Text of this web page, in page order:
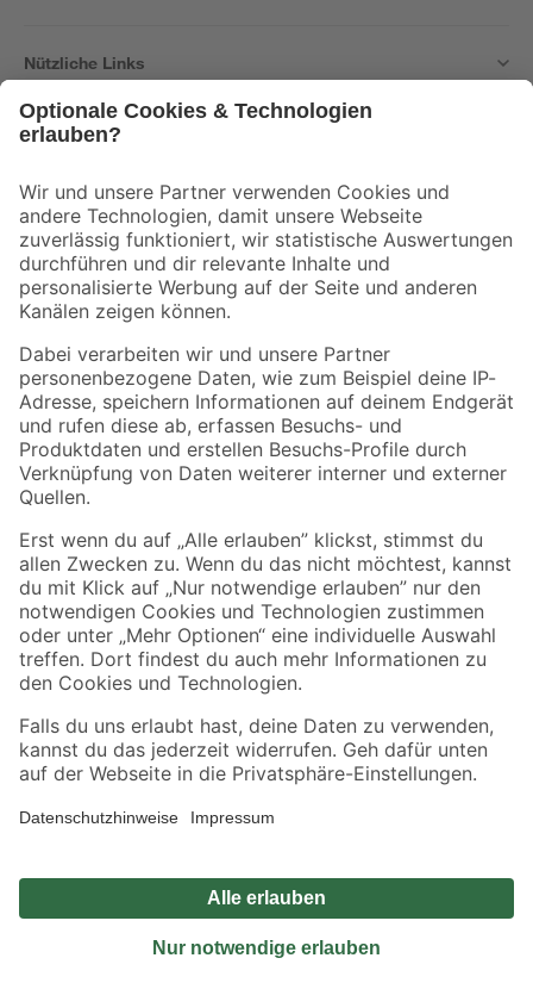
Nützliche Links
Der toom Newsletter: Keine Angebote und Aktionen mehr verpassen!
Zur Newsletter Anmeldung
Folge uns
Zahlungsarten Versandarten
Sicher einkaufen
Jetzt die toom-App herunterladen
Alle Preisangaben in EUR inkl. gesetzl. MwSt.. Die dargestellten Angebote sind unter
Umständen nicht in allen Märkten verfügbar. Die angegebenen Verfügbarkeiten beziehen
Produkte nur solange der Vorrat reicht.
*Paketversand ab 59 € versandkostenfrei, gilt nicht für Artikel mit Speditionsversand, hier
Privatsphäre Impressum
Nutzungsbedingungen
Widerrufsrecht
Vertrag widerrufen